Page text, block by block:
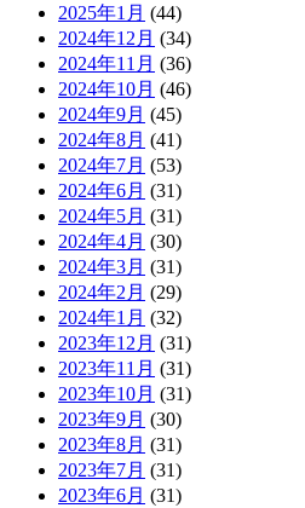
2025年1月 (44)
2024年12月 (34)
2024年11月 (36)
2024年10月 (46)
2024年9月 (45)
2024年8月 (41)
2024年7月 (53)
2024年6月 (31)
2024年5月 (31)
2024年4月 (30)
2024年3月 (31)
2024年2月 (29)
2024年1月 (32)
2023年12月 (31)
2023年11月 (31)
2023年10月 (31)
2023年9月 (30)
2023年8月 (31)
2023年7月 (31)
2023年6月 (31)